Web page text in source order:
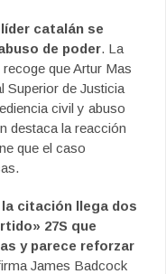
catalán se
de poder. La
que Artur Mas
Superior de Justicia
civil y abuso
destaca la reacción
que el caso
citación llega dos
27S que
y parece reforzar
James Badcock